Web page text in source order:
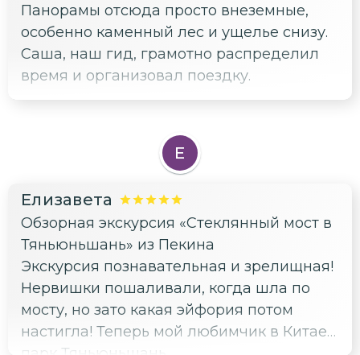
Панорамы отсюда просто внеземные,
особенно каменный лес и ущелье снизу.
Саша, наш гид, грамотно распределил
время и организовал поездку.
Е
Елизавета
Обзорная экскурсия «Стеклянный мост в
Тяньюньшань» из Пекина
Экскурсия познавательная и зрелищная!
Нервишки пошаливали, когда шла по
мосту, но зато какая эйфория потом
настигла! Теперь мой любимчик в Китае